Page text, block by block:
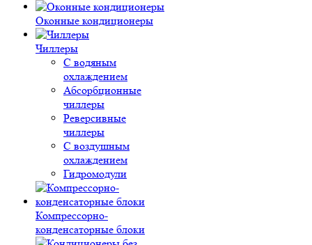
Оконные кондиционеры
Чиллеры
С водяным
охлаждением
Абсорбционные
чиллеры
Реверсивные
чиллеры
С воздушным
охлаждением
Гидромодули
Компрессорно-
конденсаторные блоки